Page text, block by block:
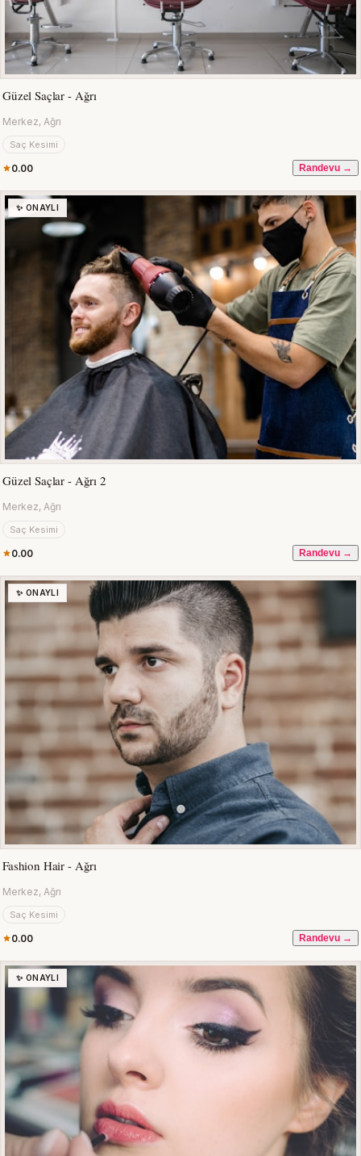
Güzel Saçlar - Ağrı
Merkez, Ağrı
Saç Kesimi
0.00 Randevu →
✨ ONAYLI
Güzel Saçlar - Ağrı 2
Merkez, Ağrı
Saç Kesimi
0.00 Randevu →
✨ ONAYLI
Fashion Hair - Ağrı
Merkez, Ağrı
Saç Kesimi
0.00 Randevu →
✨ ONAYLI